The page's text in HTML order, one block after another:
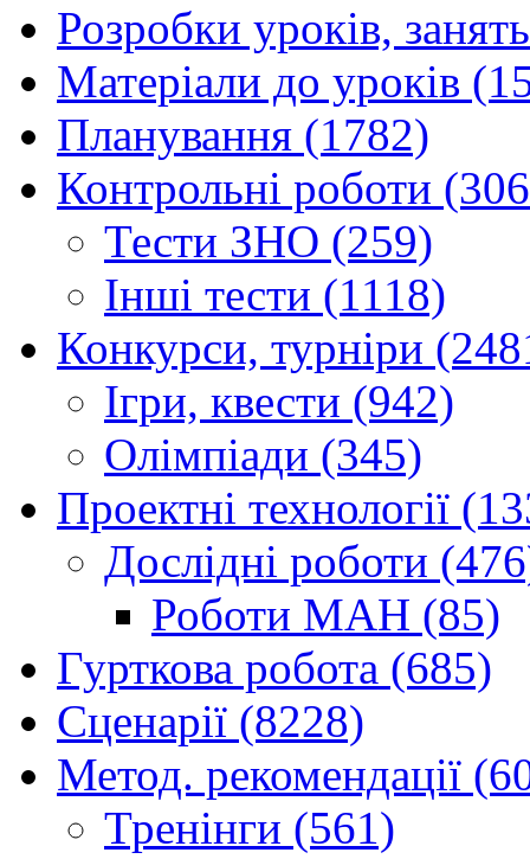
Розробки уроків,
Матеріали до уроків
Планування (1782)
Контрольні роботи
Тести ЗНО (259)
Інші тести (1118)
Конкурси, турніри
Ігри, квести (942)
Олімпіади (345)
Проектні технології
Дослідні роботи
Роботи МАН (85)
Гурткова робота (685)
Сценарії (8228)
Метод. рекомендації
Тренінги (561)